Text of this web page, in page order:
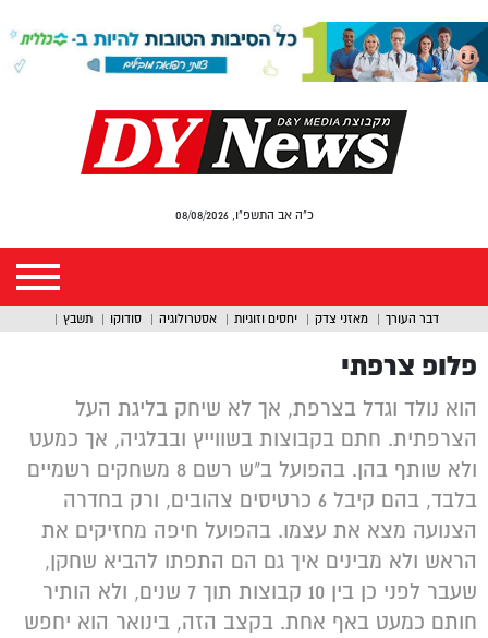
כ"ה אב התשפ"ו, 08/08/2026
דבר העורך מאזני צדק יחסים וזוגיות אסטרולוגיה סודוקו תשבץ
פלופ צרפתי
הוא נולד וגדל בצרפת, אך לא שיחק בליגת העל
הצרפתית. חתם בקבוצות בשווייץ ובבלגיה, אך כמעט
ולא שותף בהן. בהפועל ב"ש רשם 8 משחקים רשמיים
בלבד, בהם קיבל 6 כרטיסים צהובים, ורק בחדרה
הצנועה מצא את עצמו. בהפועל חיפה מחזיקים את
הראש ולא מבינים איך גם הם התפתו להביא שחקן,
שעבר לפני כן בין 10 קבוצות תוך 7 שנים, ולא הותיר
חותם כמעט באף אחת. בקצב הזה, בינואר הוא יחפש